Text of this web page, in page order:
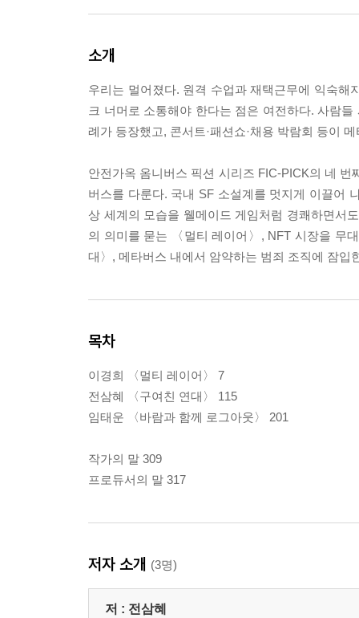
소개
우리는 멀어졌다. 원격 수업과 재택근무에 익숙
크 너머로 소통해야 한다는 점은 여전하다. 사람
례가 등장했고, 콘서트·패션쇼·채용 박람회 등이
안전가옥 옴니버스 픽션 시리즈 FIC-PICK의 네
버스를 다룬다. 국내 SF 소설계를 멋지게 이끌어
상 세계의 모습을 웰메이드 게임처럼 경쾌하면서
의 의미를 묻는 〈멀티 레이어〉, NFT 시장을 무
대〉, 메타버스 내에서 암약하는 범죄 조직에 잠
목차
이경희 〈멀티 레이어〉 7
전삼혜 〈구여친 연대〉 115
임태운 〈바람과 함께 로그아웃〉 201
작가의 말 309
프로듀서의 말 317
저자 소개 (3명)
저 : 전삼혜